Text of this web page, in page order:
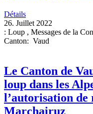
Détails
26. Juillet 2022
: Loup , Messages de la
Canton: Vaud
Le Canton de
loup dans les
l’autorisation de
Marchairuz